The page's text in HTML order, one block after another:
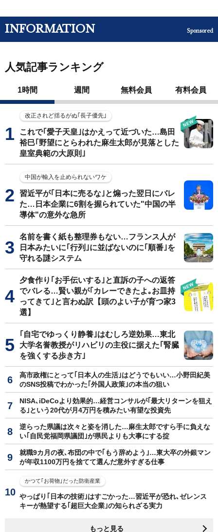
INFORMATION Sponsored
人気記事ランキング
1時間 週間 無料会員 有料会員
改正されど揺るがぬ｢長子優先｣
これで｢愛子天皇｣はかえって近づいた…島田
裕巳｢野望にとらわれた麻生太郎が見落とした
皇室典範の大原則｣
中国が輸入を止められないワケ
習近平が｢日本に売るな｣と煽った翌日にバレ
た…日本企業に6割を握られていた"中国の半
導体"の意外な急所
名前を書く紙も整理券もない…フランス人が
日本みたいに｢行列｣に並ばないのに｢順番｣を
守れる謎システム
夕食作り｢お手伝いする｣と直訴の子への返答
でバレる…賢い親が｢カレーできたよ｡お皿持
ってきて｣と言わぬ訳【頭のよい子が育つ家3
選】
｢自宅でゆっくり静養｣はむしろ逆効果…東北
大学名誉教授がリハビリの主役に据えた｢腎臓
を強くする歩き方｣
高市政権にとって｢日本人の生活｣はどうでもいい…小野田紀美
のSNS投稿でわかった｢外国人政策｣の本当の狙い
NISA､iDeCoより効果的…経営コンサルが｢最大リターンを狙え
る｣という20代が月4万円を積みたい有望な投資先
逆らった県議は次々と姿を消した…麻生太郎ですら手に負えな
い｢自民党福岡県議団｣が県民よりも大事にする掟
就職9カ月の夜､布団の中で｢もう辞めよう｣…東大卒の外銀マン
が年収1100万円を捨てて選んだ意外すぎる仕事
かつて｢お荷物｣だった防衛産業
やっぱり｢日本の技術｣はすごかった…習近平が恐れ､ゼレンス
キーが熱望する｢超巨大企業｣の知られざる実力
もっと見る